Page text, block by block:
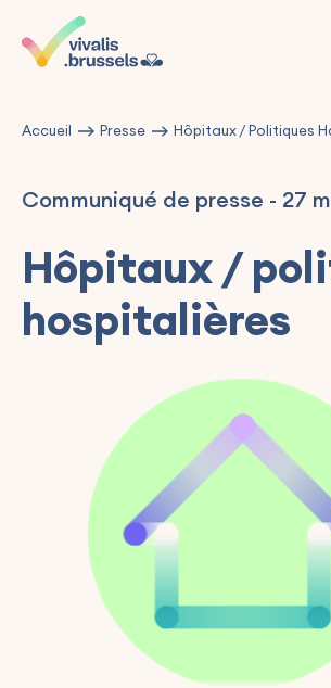
Accueil Presse Hôpitaux / Politiques
Communiqué de presse - 27
Hôpitaux /
hospitalières